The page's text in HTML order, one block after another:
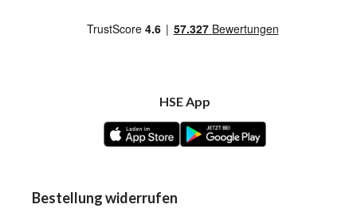
HSE App
Bestellung widerrufen